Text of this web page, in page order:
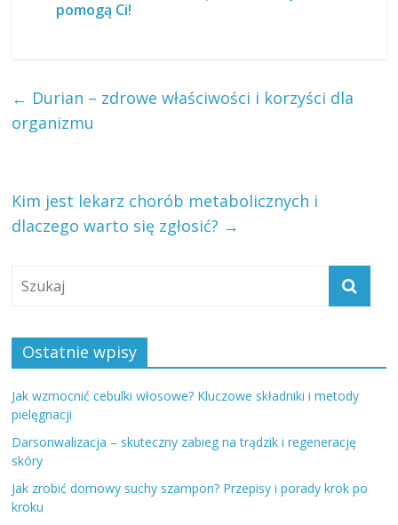
pomogą Ci!
← Durian – zdrowe właściwości i korzyści dla
organizmu
Kim jest lekarz chorób metabolicznych i
dlaczego warto się zgłosić? →
Ostatnie wpisy
Jak wzmocnić cebulki włosowe? Kluczowe składniki i metody
pielęgnacji
Darsonwalizacja – skuteczny zabieg na trądzik i regenerację
skóry
Jak zrobić domowy suchy szampon? Przepisy i porady krok po
kroku